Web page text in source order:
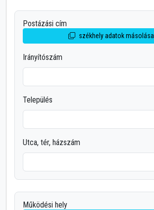
Postázási cím
székhely adatok másolása
Irányítószám
Település
Utca, tér, házszám
Működési hely